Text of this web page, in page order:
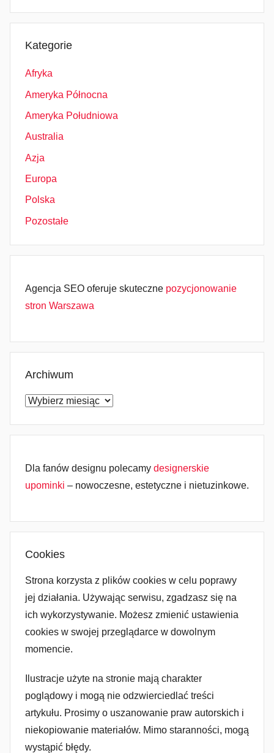
Kategorie
Afryka
Ameryka Północna
Ameryka Południowa
Australia
Azja
Europa
Polska
Pozostałe
Agencja SEO oferuje skuteczne pozycjonowanie
stron Warszawa
Archiwum
Archiwum
Dla fanów designu polecamy designerskie
upominki – nowoczesne, estetyczne i nietuzinkowe.
Cookies
Strona korzysta z plików cookies w celu poprawy
jej działania. Używając serwisu, zgadzasz się na
ich wykorzystywanie. Możesz zmienić ustawienia
cookies w swojej przeglądarce w dowolnym
momencie.
Ilustracje użyte na stronie mają charakter
poglądowy i mogą nie odzwierciedlać treści
artykułu. Prosimy o uszanowanie praw autorskich i
niekopiowanie materiałów. Mimo staranności, mogą
wystąpić błędy.